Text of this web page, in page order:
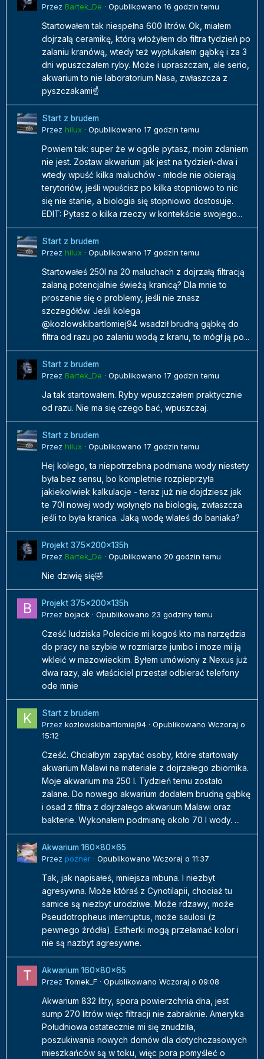
Przez Bartek_De · Opublikowano 16 godzin temu
Startowałem tak niespełna 600 litrów. Ok, miałem
dojrzałą ceramikę, którą włożyłem do filtra tydzień po
zalaniu kranówą, wtedy też wypłukałem gąbkę i za 3
dni wpuszczałem ryby. Może i upraszczam, ale serio,
akwarium to nie laboratorium Nasa, zwłaszcza z
pyszczakami☝️
Start z brudem
Przez hilux · Opublikowano 17 godzin temu
Powiem tak: super że w ogóle pytasz, moim zdaniem
nie jest. Zostaw akwarium jak jest na tydzień-dwa i
wtedy wpuść kilka maluchów - młode nie obierają
terytoriów, jeśli wpuścisz po kilka stopniowo to nic
się nie stanie, a biologia się stopniowo dostosuje.
EDIT: Pytasz o kilka rzeczy w kontekście swojego...
Start z brudem
Przez hilux · Opublikowano 17 godzin temu
Startowałeś 250l na 20 maluchach z dojrzałą filtracją
zalaną potencjalnie świeżą kranicą? Dla mnie to
proszenie się o problemy, jeśli nie znasz
szczegółów. Jeśli kolega
@kozlowskibartlomiej94 wsadził brudną gąbkę do
filtra od razu po zalaniu wodą z kranu, to mógł ją po...
Start z brudem
Przez Bartek_De · Opublikowano 17 godzin temu
Ja tak startowałem. Ryby wpuszczałem praktycznie
od razu. Nie ma się czego bać, wpuszczaj.
Start z brudem
Przez hilux · Opublikowano 17 godzin temu
Hej kolego, ta niepotrzebna podmiana wody niestety
była bez sensu, bo kompletnie rozpieprzyła
jakiekolwiek kalkulacje - teraz już nie dojdziesz jak
te 70l nowej wody wpłynęło na biologię, zwłaszcza
jeśli to była kranica. Jaką wodę wlałeś do baniaka?
Projekt 375x200x135h
Przez Bartek_De · Opublikowano 20 godzin temu
Nie dziwię się🤣
Projekt 375x200x135h
Przez bojack · Opublikowano 23 godziny temu
Cześć ludziska Polecicie mi kogoś kto ma narzędzia
do pracy na szybie w rozmiarze jumbo i moze mi ją
wkleić w mazowieckim. Byłem umówiony z Nexus już
dwa razy, ale właściciel przestał odbierać telefony
ode mnie
Start z brudem
Przez kozlowskibartlomiej94 · Opublikowano Wczoraj o
15:12
Cześć. Chciałbym zapytać osoby, które startowały
akwarium Malawi na materiale z dojrzałego zbiornika.
Moje akwarium ma 250 l. Tydzień temu zostało
zalane. Do nowego akwarium dodałem brudną gąbkę
i osad z filtra z dojrzałego akwarium Malawi oraz
bakterie. Wykonałem podmianę około 70 l wody. ...
Akwarium 160x80x65
Przez pozner · Opublikowano Wczoraj o 11:37
Tak, jak napisałeś, mniejsza mbuna. I niezbyt
agresywna. Może któraś z Cynotilapii, chociaż tu
samice są niezbyt urodziwe. Może rdzawy, może
Pseudotropheus interruptus, może saulosi (z
pewnego źródła). Estherki mogą przełamać kolor i
nie są nazbyt agresywne.
Akwarium 160x80x65
Przez Tomek_F · Opublikowano Wczoraj o 09:08
Akwarium 832 litry, spora powierzchnia dna, jest
sump 270 litrów więc filtracji nie zabraknie. Ameryka
Południowa ostatecznie mi się znudziła,
poszukiwania nowych domów dla dotychczasowych
mieszkańców są w toku, więc pora pomyśleć o